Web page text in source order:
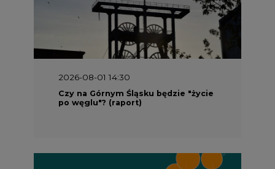
2026-08-01 14:30
Czy na Górnym Śląsku będzie "życie
po węglu"? (raport)